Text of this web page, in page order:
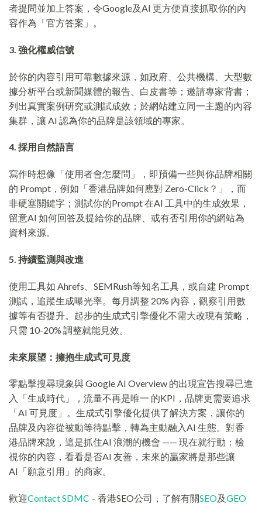
者提問並加上答案，令Google及AI 更方便直接抓取你的內
容作為「官方答案」。
3. 強化權威信號
於你的內容引用可靠數據來源，如政府、公共機構、大型數
據分析平台或新聞媒體的報告、白皮書等；邀請專家背書；
列出真實案例研究或測試成效；於網站建立同一主題的內容
集群，讓 AI 認為你的品牌是該領域的專家。
4. 採用自然語言
寫作時想像「使用者會怎麼問」，即預備一些與你品牌相關
的 Prompt，例如「香港品牌如何應對 Zero-Click？」，而
非硬塞關鍵字；測試你的Prompt 在AI 工具中的生成效果，
留意AI 如何回答及提給你的品牌、或有否引用你的網站為
資料來源。
5. 持續監測與改進
使用工具如 Ahrefs、SEMRush等知名工具，或自建 Prompt
測試，追蹤生成曝光率。每月調整 20% 內容，觀察引用數
據等有否提升。起步的生成式引擎優化不需大改現有策略，
只需 10-20% 調整就能見效。
未來展望：擁抱生成式可見度
零點擊搜尋現象與 Google AI Overview 的出現宣告搜尋已進
入「生成時代」，流量不再是唯一 的KPI，品牌更需要追求
「AI 可見度」。生成式引擎優化提供了解決方案，讓你的
品牌及內容從被動等待點擊，轉為主動融入AI 生態。對香
港品牌來說，這是抓住AI 浪潮的機會 —— 現在就行動：檢
視你的內容，看看是否AI 友善，未來的贏家將是那些讓
AI「願意引用」的商家。
歡迎Contact SDMC – 香港SEO公司，了解有關SEO及GEO